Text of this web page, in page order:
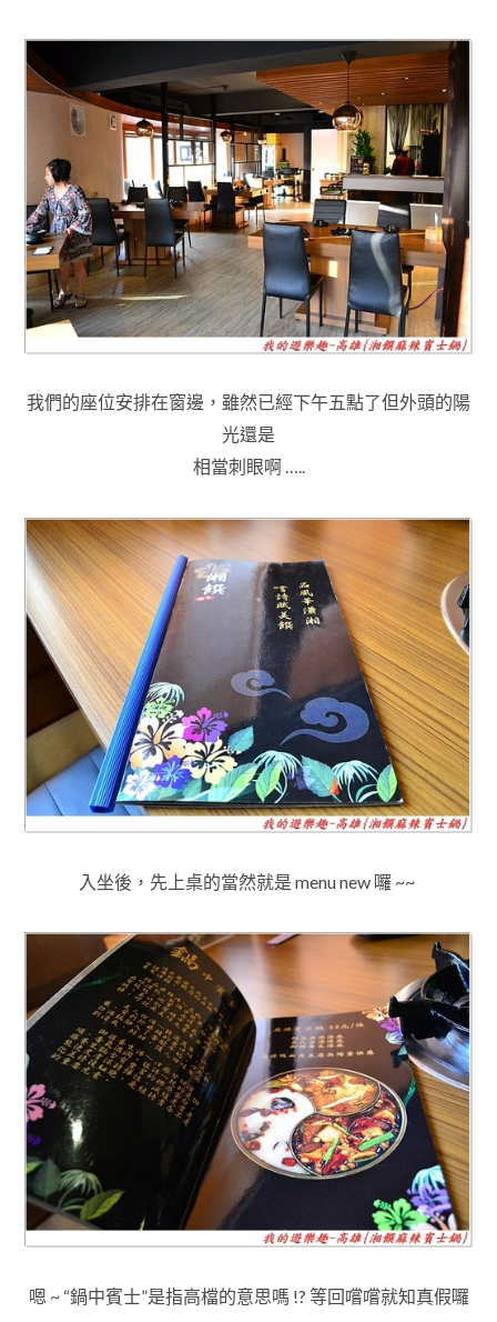
我們的座位安排在窗邊，雖然已經下午五點了但外頭的陽
光還是
相當刺眼啊 …..
入坐後 ， 先上桌的當然就是 menu new 囉 ~~
嗯 ~ “鍋中賓士”是指高檔的意思嗎 !? 等回嚐嚐就知真假囉